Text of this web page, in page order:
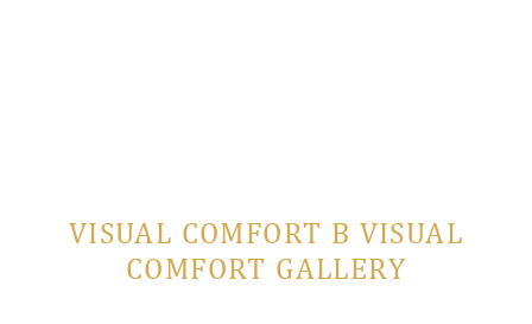
VISUAL COMFORT В VISUAL
COMFORT GALLERY